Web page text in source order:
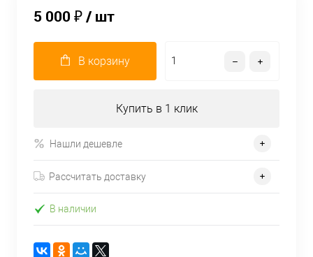
5 000 ₽/ шт
В корзину
Купить в 1 клик
Нашли дешевле
Рассчитать доставку
В наличии